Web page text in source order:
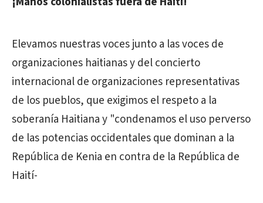
Elevamos nuestras voces junto a las voces de
organizaciones haitianas y del concierto
internacional de organizaciones representativas
de los pueblos, que exigimos el respeto a la
soberanía Haitiana y "condenamos el uso perverso
de las potencias occidentales que dominan a la
República de Kenia en contra de la República de
Haití-